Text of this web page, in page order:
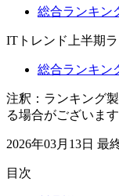
総合ランキン
ITトレンド上半期
総合ランキン
注釈：ランキング
る場合がございます
2026年03月13日 最
目次